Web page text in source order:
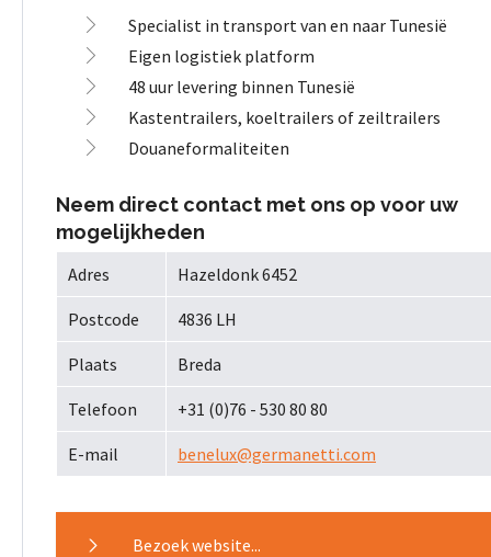
Specialist in transport van en naar Tunesië
Eigen logistiek platform
48 uur levering binnen Tunesië
Kastentrailers, koeltrailers of zeiltrailers
Douaneformaliteiten
Neem direct contact met ons op voor uw
mogelijkheden
Adres Hazeldonk 6452
Postcode 4836 LH
Plaats Breda
Telefoon +31 (0)76 - 530 80 80
E-mail benelux@germanetti.com
Bezoek website...